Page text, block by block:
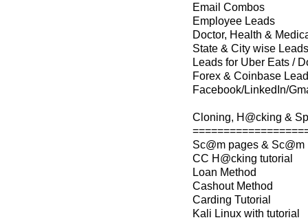
Email Combos
Employee Leads
Doctor, Health &
State & City wise Leads
Leads for Uber Eats /
Forex & Coinbase
Facebook/LinkedIn/
Cloning, H@cking &
Sc@m pages &
CC H@cking tutorial
Loan Method
Cashout Method
Carding Tutorial
Kali Linux with tutorial